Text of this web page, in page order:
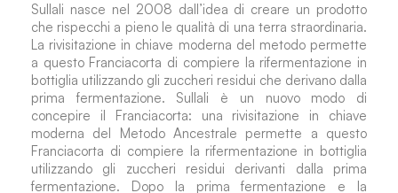
Sullali nasce nel 2008 dall’idea di creare un prodotto
che rispecchi a pieno le qualità di una terra straordinaria.
La rivisitazione in chiave moderna del metodo permette
a questo Franciacorta di compiere la rifermentazione in
bottiglia utilizzando gli zuccheri residui che derivano dalla
prima fermentazione. Sullali è un nuovo modo di
concepire il Franciacorta: una rivisitazione in chiave
moderna del Metodo Ancestrale permette a questo
Franciacorta di compiere la rifermentazione in bottiglia
utilizzando gli zuccheri residui derivanti dalla prima
fermentazione. Dopo la prima fermentazione e la